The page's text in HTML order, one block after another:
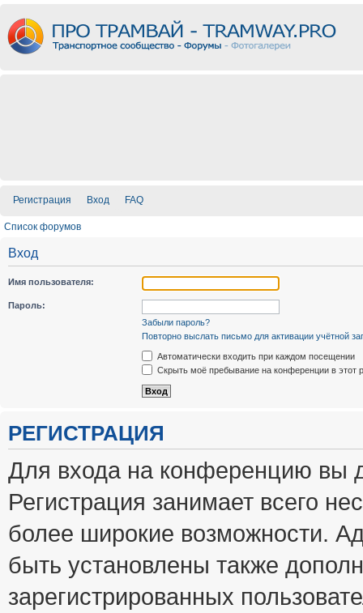
Регистрация Вход FAQ
Список форумов
Вход
Имя пользователя:
Пароль:
Забыли пароль?
Повторно выслать письмо для активации учётной
Автоматически входить при каждом посещении
Скрыть моё пребывание на конференции в этот
РЕГИСТРАЦИЯ
Для входа на конференцию вы
Регистрация занимает всего
более широкие возможности.
быть установлены также
зарегистрированных